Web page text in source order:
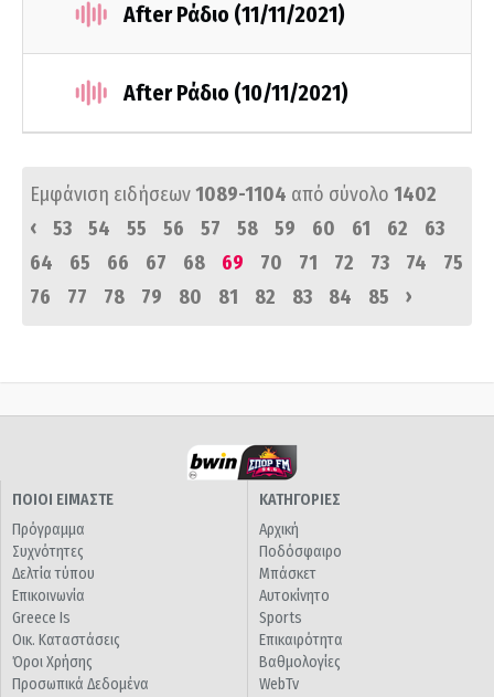
After Ράδιο (11/11/2021)
After Ράδιο (10/11/2021)
Εμφάνιση ειδήσεων1089-1104 από σύνολο 1402
‹
53 54 55 56 57 58 59 60 61 62
63
64
65 66 67 68 69 70 71 72 73 74
75
76
77 78 79 80 81 82 83 84 85 ›
ΠΟΙΟΙ ΕΙΜΑΣΤΕ
Πρόγραμμα
Συχνότητες
Δελτία τύπου
Επικοινωνία
Greece Is
Οικ. Καταστάσεις
Όροι Χρήσης
Προσωπικά Δεδομένα
ΚΑΤΗΓΟΡΙΕΣ
Αρχική
Ποδόσφαιρο
Μπάσκετ
Αυτοκίνητο
Sports
Επικαιρότητα
Βαθμολογίες
WebTv